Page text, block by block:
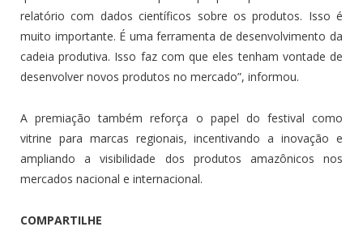
relatório com dados científicos sobre os produtos. Isso é
muito importante. É uma ferramenta de desenvolvimento da
cadeia produtiva. Isso faz com que eles tenham vontade de
desenvolver novos produtos no mercado”, informou.
A premiação também reforça o papel do festival como
vitrine para marcas regionais, incentivando a inovação e
ampliando a visibilidade dos produtos amazônicos nos
mercados nacional e internacional.
COMPARTILHE